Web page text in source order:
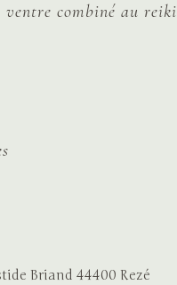
ventre combiné au reiki
Briand 44400 Rezé